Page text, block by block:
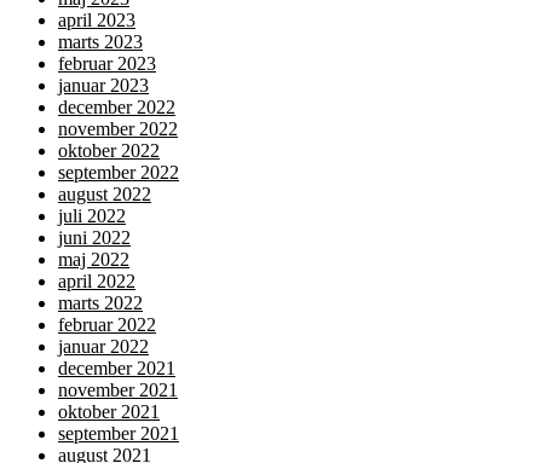
april 2023
marts 2023
februar 2023
januar 2023
december 2022
november 2022
oktober 2022
september 2022
august 2022
juli 2022
juni 2022
maj 2022
april 2022
marts 2022
februar 2022
januar 2022
december 2021
november 2021
oktober 2021
september 2021
august 2021